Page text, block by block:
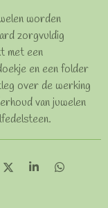
worden
zorgvuldig
met een
en een folder
over de werking
van juwelen
D
S
D